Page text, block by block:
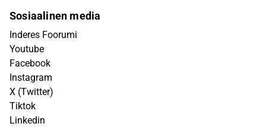
Sosiaalinen media
Inderes Foorumi
Youtube
Facebook
Instagram
X (Twitter)
Tiktok
Linkedin